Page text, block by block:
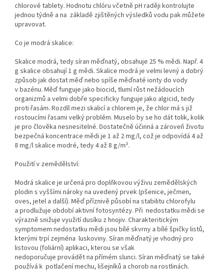
chlorové tablety. Hodnotu chlóru včetně pH raději kontrolujte
jednou týdně a na základě zjištěných výsledků vodu pak můžete
upravovat.
Co je modrá skalice:
Skalice modrá, tedy síran měďnatý, obsahuje 25 % mědi. Např. 4
g skalice obsahují 1 g mědi. Skalice modrá je velmi levný a dobrý
způsob jak dostat měď nebo spíše měďnaté ionty do vody
v bazénu. Měď funguje jako biocid, tlumí růst nežádoucích
organizmů a velmi dobře specificky funguje jako algicid, tedy
proti řasám. Rozdíl mezi skalicí a chlorem je, že chlor má s již
rostoucími řasami velký problém. Muselo by se ho dát tolik, kolik
je pro člověka nesnesitelné. Dostatečně účinná a zároveň životu
bezpečná koncentrace mědi je 1 až 2 mg/l, což je odpovídá 4 až
8 mg/l skalice modré, tedy 4 až 8 g/m³.
Použití v zemědělství:
Modrá skalice je určená pro doplňkovou výživu zemědělských
plodin s vyššími nároky na uvedený prvek (pšenice, ječmen,
oves, jetel a další). Měď příznivě působí na stabilitu chlorofylu
a prodlužuje období aktivní fotosyntézy. Při nedostatku mědi se
výrazně snižuje využití dusíku z hnojiv. Charakteritickým
symptomem nedostatku mědi jsou bílé skvrny a bílé špičky listů,
kterými trpí zejména luskoviny. Síran měďnatý je vhodný pro
listovou (foliární) aplikaci, kterou se však
nedoporučuje provádět na přímém slunci. Síran měďnatý se také
používá k potlačení mechu, lišejníků a chorob na rostlinách.